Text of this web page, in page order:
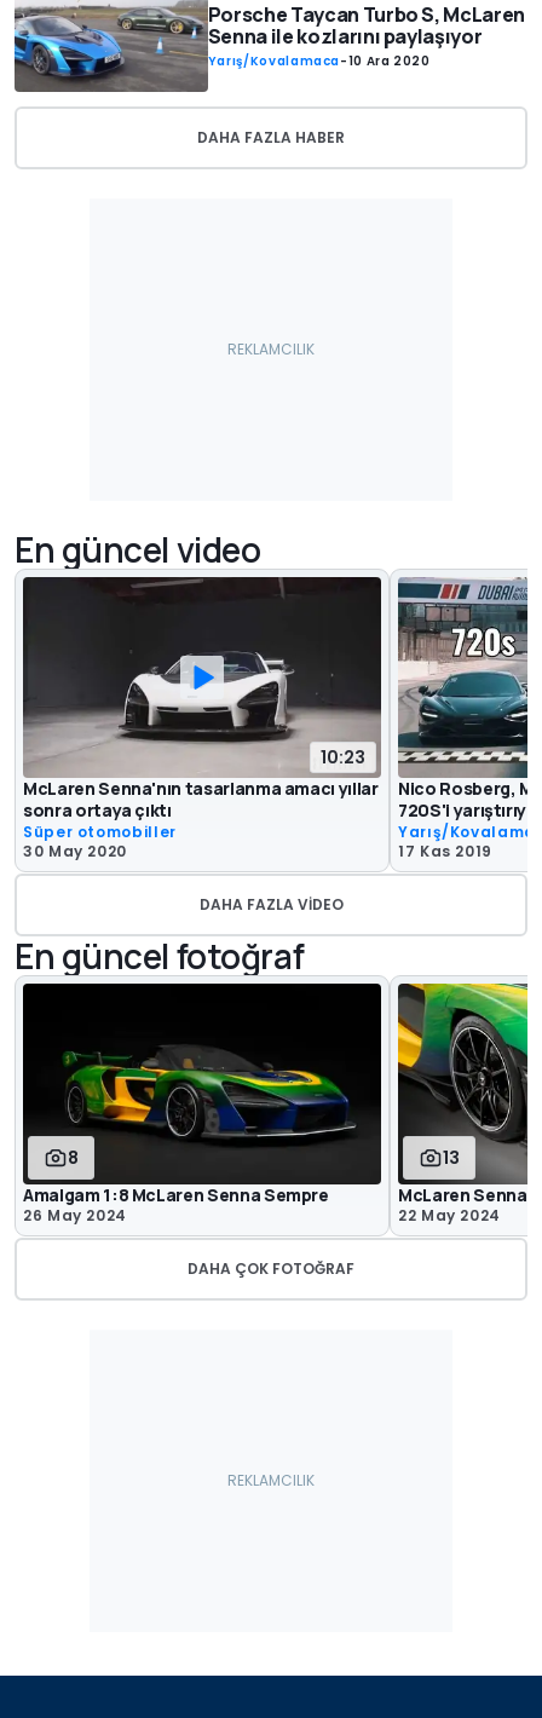
Porsche Taycan Turbo S, McLaren
Senna ile kozlarını paylaşıyor
Yarış/Kovalamaca-10 Ara 2020
DAHA FAZLA HABER
En güncel video
10:23
McLaren Senna'nın tasarlanma amacı yıllar
sonra ortaya çıktı
Süper otomobiller
30 May 2020
Nico Rosberg,
720S'i
Yarış/
17 Kas 2019
DAHA FAZLA VIDEO
En güncel fotoğraf
8
Amalgam 1:8 McLaren Senna Sempre
26 May 2024
13
McLaren Senna
22 May 2024
DAHA ÇOK FOTOĞRAF